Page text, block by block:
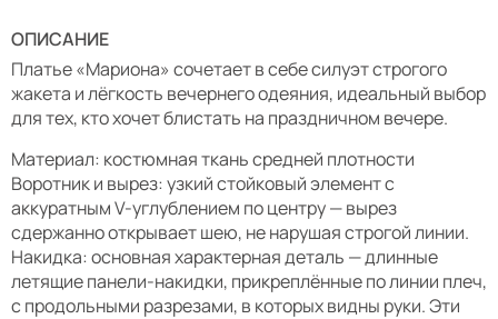
ОПИСАНИЕ
Платье «Мариона» сочетает в себе силуэт строгого
жакета и лёгкость вечернего одеяния, идеальный выбор
для тех, кто хочет блистать на праздничном вечере.
Материал: костюмная ткань средней плотности
Воротник и вырез: узкий стойковый элемент с
аккуратным V-углублением по центру — вырез
сдержанно открывает шею, не нарушая строгой линии.
Накидка: основная характерная деталь — длинные
летящие панели-накидки, прикреплённые по линии плеч,
с продольными разрезами, в которых видны руки. Эти